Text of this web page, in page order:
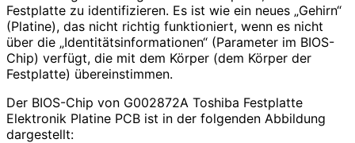
Festplatte zu identifizieren. Es ist wie ein neues „Gehirn“
(Platine), das nicht richtig funktioniert, wenn es nicht
über die „Identitätsinformationen“ (Parameter im BIOS-
Chip) verfügt, die mit dem Körper (dem Körper der
Festplatte) übereinstimmen.
Der BIOS-Chip von G002872A Toshiba Festplatte
Elektronik Platine PCB ist in der folgenden Abbildung
dargestellt: